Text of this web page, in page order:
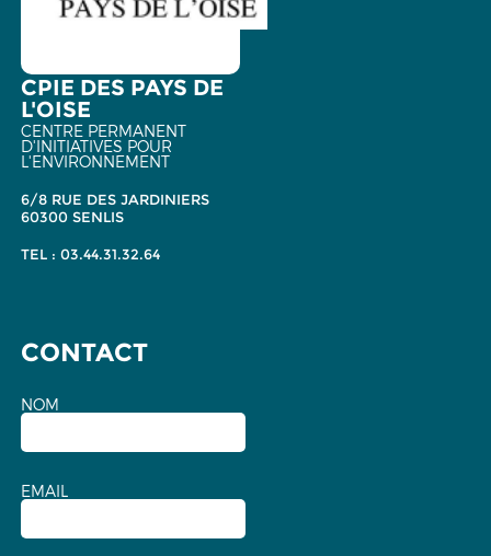
CPIE DES PAYS DE
L'OISE
CENTRE PERMANENT
D'INITIATIVES POUR
L'ENVIRONNEMENT
6/8 RUE DES JARDINIERS
60300 SENLIS
TEL : 03.44.31.32.64
CONTACT
NOM
EMAIL